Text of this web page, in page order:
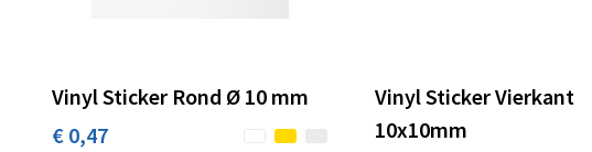
Vinyl Sticker Rond Ø 10 mm
€ 0,47
Vinyl Sticker Vierkant
10x10mm